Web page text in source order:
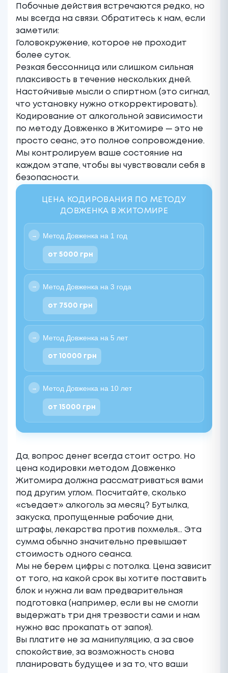
Побочные действия встречаются редко, но
мы всегда на связи. Обратитесь к нам, если
заметили:
Головокружение, которое не проходит
более суток.
Резкая бессонница или слишком сильная
плаксивость в течение нескольких дней.
Настойчивые мысли о спиртном (это сигнал,
что установку нужно откорректировать).
Кодирование от алкогольной зависимости
по методу Довженко в Житомире — это не
просто сеанс, это полное сопровождение.
Мы контролируем ваше состояние на
каждом этапе, чтобы вы чувствовали себя в
безопасности.
ЦЕНА КОДИРОВАНИЯ ПО МЕТОДУ
ДОВЖЕНКА В ЖИТОМИРЕ
Метод Довженка на 1 год
от 5000 грн
Метод Довженка на 3 года
от 7500 грн
Метод Довженка на 5 лет
от 10000 грн
Метод Довженка на 10 лет
от 15000 грн
Да, вопрос денег всегда стоит остро. Но
цена кодировки методом Довженко
Житомира должна рассматриваться вами
под другим углом. Посчитайте, сколько
«съедает» алкоголь за месяц? Бутылка,
закуска, пропущенные рабочие дни,
штрафы, лекарства против похмелья… Эта
сумма обычно значительно превышает
стоимость одного сеанса.
Мы не берем цифры с потолка. Цена зависит
от того, на какой срок вы хотите поставить
блок и нужна ли вам предварительная
подготовка (например, если вы не смогли
выдержать три дня трезвости сами и нам
нужно вас прокапать от запоя).
Вы платите не за манипуляцию, а за свое
спокойствие, за возможность снова
планировать будущее и за то, что ваши